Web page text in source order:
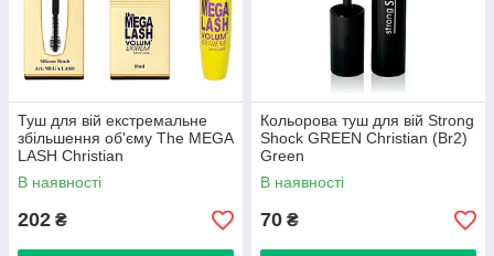
Туш для вій екстремальне
збільшення об'єму The MEGA
LASH Christian
В наявності
202 ₴
Кольорова туш для вій Strong
Shock GREEN Christian (Br2)
Green
В наявності
70 ₴